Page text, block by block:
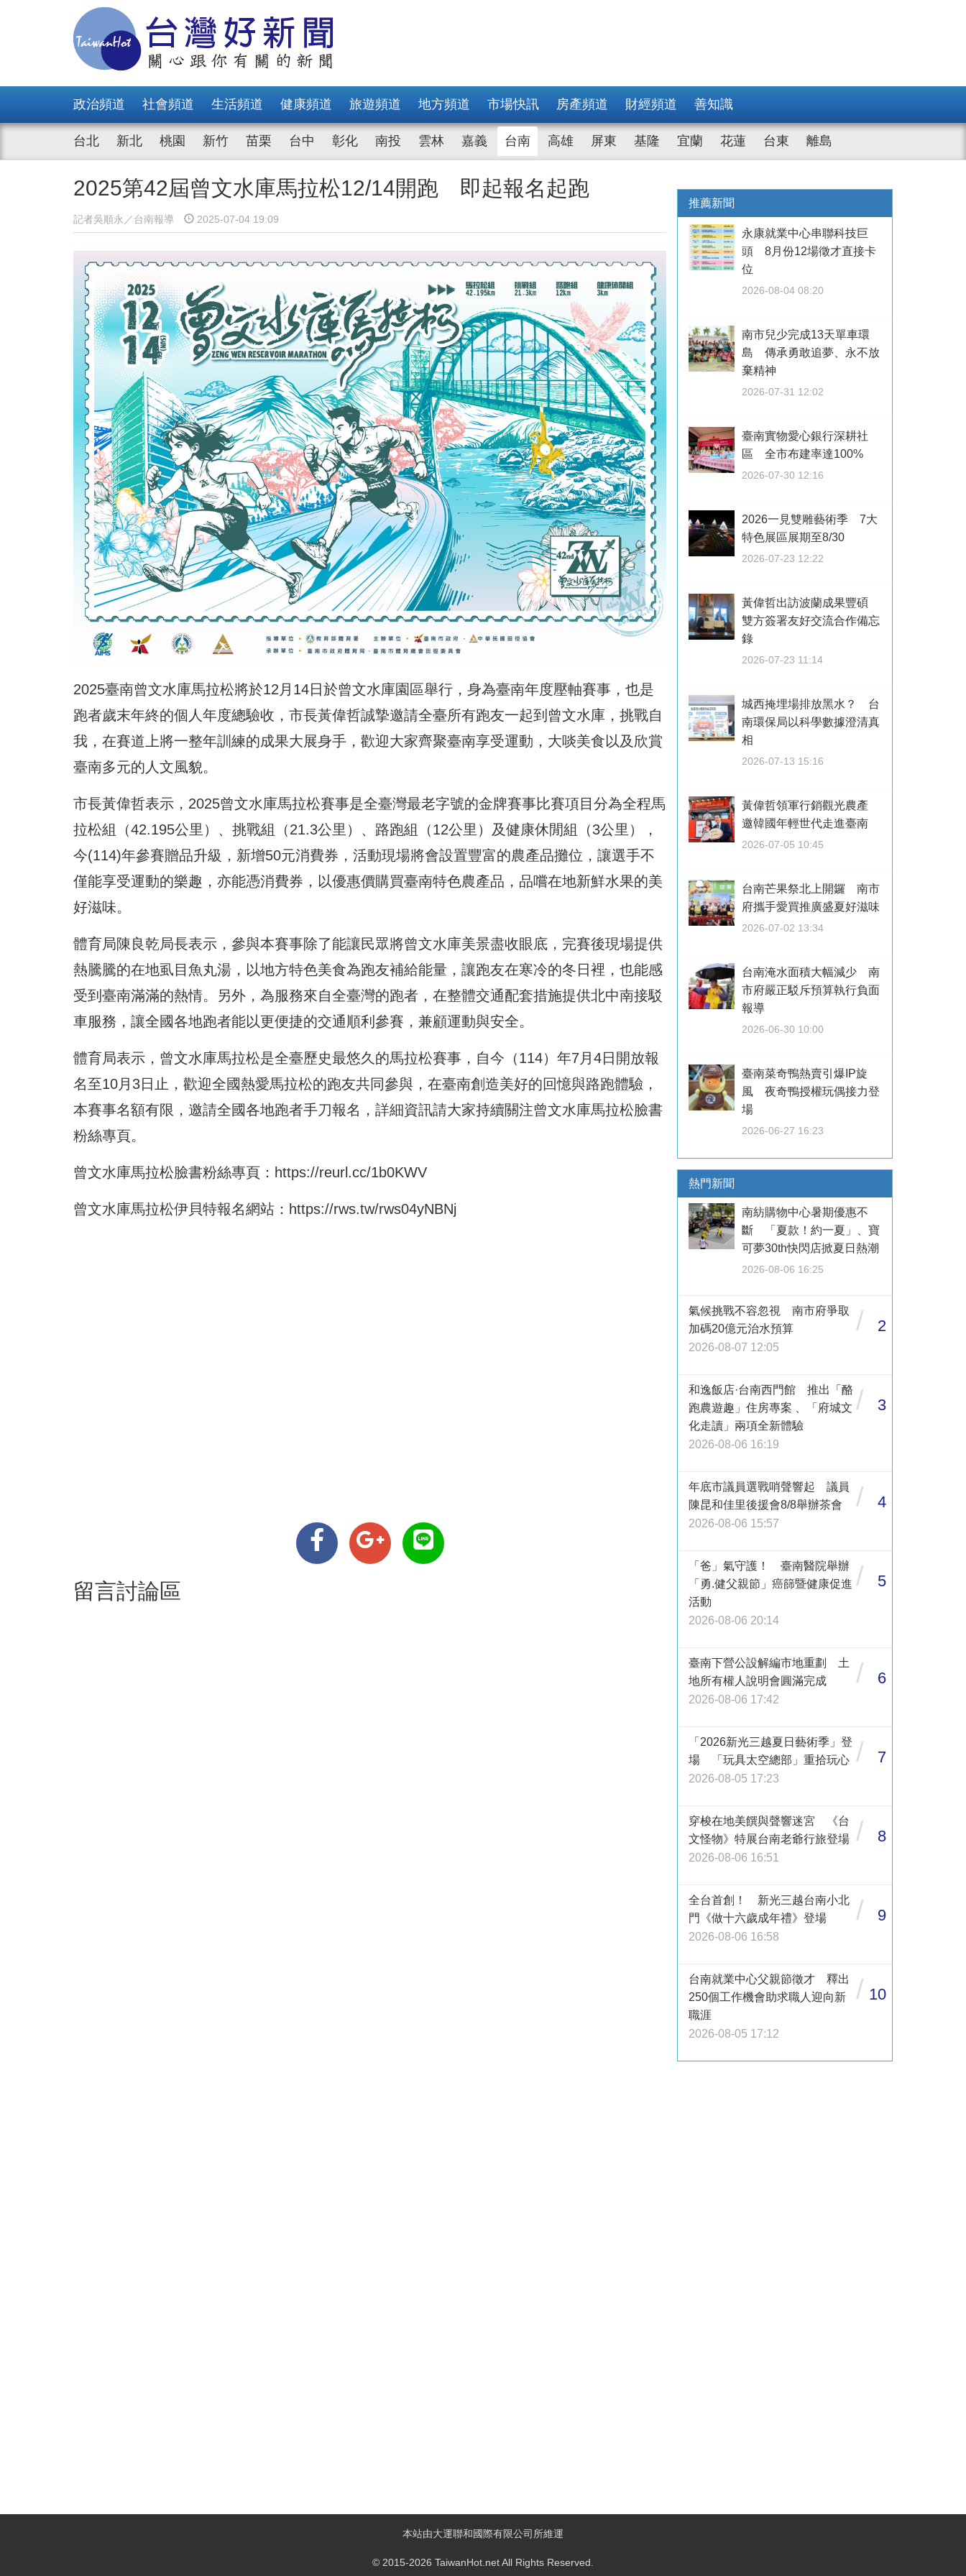
政治頻道 社會頻道 生活頻道 健康頻道 旅遊頻道 地方頻道 市場快訊 房產頻道 財經頻道 善知識
台北 新北 桃園 新竹 苗栗 台中 彰化 南投 雲林 嘉義 台南 高雄 屏東 基隆 宜蘭 花蓮 台東 離島
2025第42屆曾文水庫馬拉松12/14開跑 即起報名起跑
記者吳順永／台南報導 2025-07-04 19:09
2025臺南曾文水庫馬拉松將於12月14日於曾文水庫園區舉行，身為臺南年度壓軸賽事，也是
跑者歲末年終的個人年度總驗收，市長黃偉哲誠摯邀請全臺所有跑友一起到曾文水庫，挑戰自
我，在賽道上將一整年訓練的成果大展身手，歡迎大家齊聚臺南享受運動，大啖美食以及欣賞
臺南多元的人文風貌。
市長黃偉哲表示，2025曾文水庫馬拉松賽事是全臺灣最老字號的金牌賽事比賽項目分為全程馬
拉松組（42.195公里）、挑戰組（21.3公里）、路跑組（12公里）及健康休閒組（3公里），
今(114)年參賽贈品升級，新增50元消費券，活動現場將會設置豐富的農產品攤位，讓選手不
僅能享受運動的樂趣，亦能憑消費券，以優惠價購買臺南特色農產品，品嚐在地新鮮水果的美
好滋味。
體育局陳良乾局長表示，參與本賽事除了能讓民眾將曾文水庫美景盡收眼底，完賽後現場提供
熱騰騰的在地虱目魚丸湯，以地方特色美食為跑友補給能量，讓跑友在寒冷的冬日裡，也能感
受到臺南滿滿的熱情。另外，為服務來自全臺灣的跑者，在整體交通配套措施提供北中南接駁
車服務，讓全國各地跑者能以更便捷的交通順利參賽，兼顧運動與安全。
體育局表示，曾文水庫馬拉松是全臺歷史最悠久的馬拉松賽事，自今（114）年7月4日開放報
名至10月3日止，歡迎全國熱愛馬拉松的跑友共同參與，在臺南創造美好的回憶與路跑體驗，
本賽事名額有限，邀請全國各地跑者手刀報名，詳細資訊請大家持續關注曾文水庫馬拉松臉書
粉絲專頁。
曾文水庫馬拉松臉書粉絲專頁： https://reurl.cc/1b0KWV
曾文水庫馬拉松伊貝特報名網站： https://rws.tw/rws04yNBNj
留言討論區
推薦新聞
永康就業中心串聯科技巨
頭 8月份12場徵才直接卡
位
2026-08-04 08:20
南市兒少完成13天單車環
島 傳承勇敢追夢、永不放
棄精神
2026-07-31 12:02
臺南實物愛心銀行深耕社
區 全市布建率達100%
2026-07-30 12:16
2026一見雙雕藝術季 7大
特色展區展期至8/30
2026-07-23 12:22
黃偉哲出訪波蘭成果豐碩
雙方簽署友好交流合作備忘
錄
2026-07-23 11:14
城西掩埋場排放黑水？ 台
南環保局以科學數據澄清真
相
2026-07-13 15:16
黃偉哲領軍行銷觀光農產
邀韓國年輕世代走進臺南
2026-07-05 10:45
台南芒果祭北上開鑼 南市
府攜手愛買推廣盛夏好滋味
2026-07-02 13:34
台南淹水面積大幅減少 南
市府嚴正駁斥預算執行負面
報導
2026-06-30 10:00
臺南菜奇鴨熱賣引爆IP旋
風 夜奇鴨授權玩偶接力登
場
2026-06-27 16:23
熱門新聞
南紡購物中心暑期優惠不
斷 「夏款！約一夏」、寶
可夢30th快閃店掀夏日熱潮
2026-08-06 16:25
氣候挑戰不容忽視 南市府爭取
加碼20億元治水預算
2026-08-07 12:05
/ 2
和逸飯店·台南西門館 推出「酪
跑農遊趣」住房專案 、「府城文
化走讀」兩項全新體驗
2026-08-06 16:19
/ 3
年底市議員選戰哨聲響起 議員
陳昆和佳里後援會8/8舉辦茶會
2026-08-06 15:57
/ 4
「爸」氣守護！ 臺南醫院舉辦
「勇.健父親節」癌篩暨健康促進
活動
2026-08-06 20:14
/ 5
臺南下營公設解編市地重劃 土
地所有權人說明會圓滿完成
2026-08-06 17:42
/ 6
「2026新光三越夏日藝術季」登
場 「玩具太空總部」重拾玩心
2026-08-05 17:23
/ 7
穿梭在地美饌與聲響迷宮 《台
文怪物》特展台南老爺行旅登場
2026-08-06 16:51
/ 8
全台首創！ 新光三越台南小北
門《做十六歲成年禮》登場
2026-08-06 16:58
/ 9
台南就業中心父親節徵才 釋出
250個工作機會助求職人迎向新
職涯
2026-08-05 17:12
/ 10
本站由大運聯和國際有限公司所維運
© 2015-2026 TaiwanHot.net All Rights Reserved.